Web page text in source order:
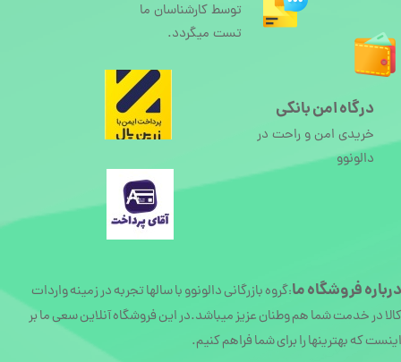
دربارهفروشگاه ما:گروه بازرگانی دالونوو با سالها تجربه در زمینه واردات
کالا در خدمت شما هم وطنان عزیز میباشد.در این فروشگاه آنلاین سعی ما بر
اینست که بهترینها را برای شما فراهم کنیم.
درگاه امن بانکی
خریدی امن و راحت در
دالونوو
توسط کارشناسان ما
تست میگردد.